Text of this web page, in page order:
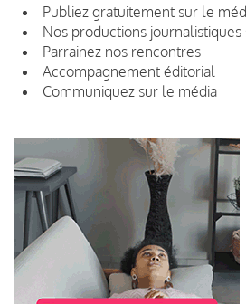
Publiez gratuitement sur le
Nos productions
Parrainez nos rencontres
Accompagnement éditorial
Communiquez sur le média